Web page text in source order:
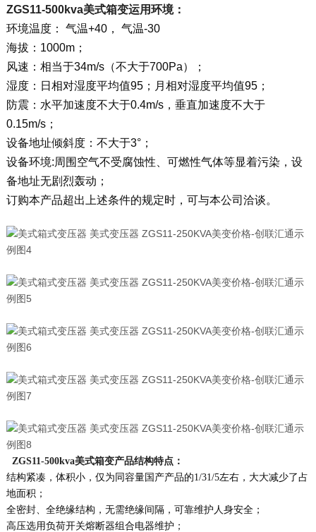
ZGS11-500kva美式箱变运用环境：
环境温度： 气温+40， 气温-30
海拔：1000m；
风速：相当于34m/s（不大于700Pa）；
湿度：日相对湿度平均值95；月相对湿度平均值95；
防震：水平加速度不大于0.4m/s，垂直加速度不大于
0.15m/s；
设备地址倾斜度：不大于3°；
设备环境:周围空气不受腐蚀性、可燃性气体等显着污染，设
备地址无剧烈轰动；
订购本产品超出上述条件的规定时，可与本公司洽谈。
ZGS11-500kva美式箱变产品结构特点：
结构紧凑，体积小，仅为同容量国产产品的1/31/5左右，大大减少了占
地面积；
全密封、全绝缘结构，无需绝缘间隔，可靠维护人身安全；
高压选用负荷开关熔断器组合电器维护；